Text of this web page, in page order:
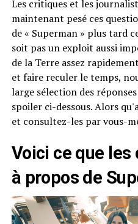
Les critiques et les
maintenant pesé ces
de « Superman » plus tard
soit pas un exploit aussi
de la Terre assez
et faire reculer le temps,
large sélection des
spoiler ci-dessous. Alors
et consultez-les par vous-
Voici ce que
à propos de